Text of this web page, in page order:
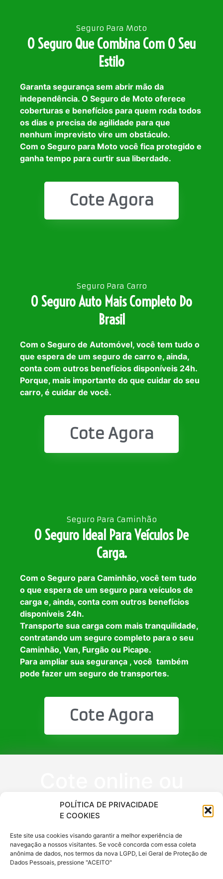
POLÍTICA DE PRIVACIDADE
E COOKIES
Este site usa cookies visando garantir a melhor experiência de
navegação a nossos visitantes. Se você concorda com essa coleta
anônima de dados, nos termos da nova LGPD, Lei Geral de Proteção de
Dados Pessoais, pressione "ACEITO"
Seguro Para Moto
O Seguro Que Combina Com O Seu
Estilo
Garanta segurança sem abrir mão da
independência. O Seguro de Moto oferece
coberturas e benefícios para quem roda todos
os dias e precisa de agilidade para que
nenhum imprevisto vire um obstáculo.
Com o Seguro para Moto você fica protegido e
ganha tempo para curtir sua liberdade.
Cote Agora
Seguro Para Carro
O Seguro Auto Mais Completo Do
Brasil
Com o Seguro de Automóvel, você tem tudo o
que espera de um seguro de carro e, ainda,
conta com outros benefícios disponíveis 24h.
Porque, mais importante do que cuidar do seu
carro, é cuidar de você.
Cote Agora
Seguro Para Caminhão
O Seguro Ideal Para Veículos De
Carga.
Com o Seguro para Caminhão, você tem tudo
o que espera de um seguro para veículos de
carga e, ainda, conta com outros benefícios
disponíveis 24h.
Transporte sua carga com mais tranquilidade,
contratando um seguro completo para o seu
Caminhão, Van, Furgão ou Picape.
Para ampliar sua segurança , você também
pode fazer um seguro de transportes.
Cote Agora
peça via
WhatsApp
(11) 9 6620